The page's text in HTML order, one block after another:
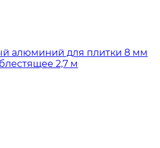
алюминий для плитки 8 мм
2,7 м